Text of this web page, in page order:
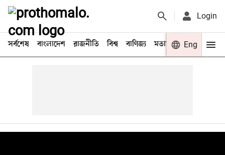
Login
সর্বশেষ বাংলাদেশ রাজনীতি বিশ্ব বাণিজ্য মতামত খেলা
Eng